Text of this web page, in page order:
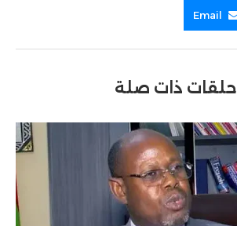
Email
حلقات ذات صلة